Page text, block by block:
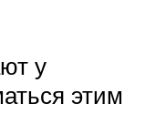
у
этим